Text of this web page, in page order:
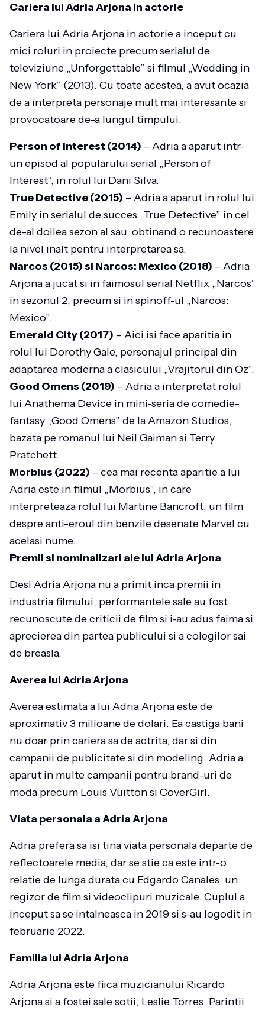
Cariera lui Adria Arjona in actorie
Cariera lui Adria Arjona in actorie a inceput cu
mici roluri in proiecte precum serialul de
televiziune „Unforgettable” si filmul „Wedding in
New York” (2013). Cu toate acestea, a avut ocazia
de a interpreta personaje mult mai interesante si
provocatoare de-a lungul timpului.
Person of Interest (2014) – Adria a aparut intr-
un episod al popularului serial „Person of
Interest”, in rolul lui Dani Silva.
True Detective (2015) – Adria a aparut in rolul lui
Emily in serialul de succes „True Detective” in cel
de-al doilea sezon al sau, obtinand o recunoastere
la nivel inalt pentru interpretarea sa.
Narcos (2015) si Narcos: Mexico (2018) – Adria
Arjona a jucat si in faimosul serial Netflix „Narcos”
in sezonul 2, precum si in spinoff-ul „Narcos:
Mexico”.
Emerald City (2017) – Aici isi face aparitia in
rolul lui Dorothy Gale, personajul principal din
adaptarea moderna a clasicului „Vrajitorul din Oz”.
Good Omens (2019) – Adria a interpretat rolul
lui Anathema Device in mini-seria de comedie-
fantasy „Good Omens” de la Amazon Studios,
bazata pe romanul lui Neil Gaiman si Terry
Pratchett.
Morbius (2022) – cea mai recenta aparitie a lui
Adria este in filmul „Morbius”, in care
interpreteaza rolul lui Martine Bancroft, un film
despre anti-eroul din benzile desenate Marvel cu
acelasi nume.
Premii si nominalizari ale lui Adria Arjona
Desi Adria Arjona nu a primit inca premii in
industria filmului, performantele sale au fost
recunoscute de criticii de film si i-au adus faima si
aprecierea din partea publicului si a colegilor sai
de breasla.
Averea lui Adria Arjona
Averea estimata a lui Adria Arjona este de
aproximativ 3 milioane de dolari. Ea castiga bani
nu doar prin cariera sa de actrita, dar si din
campanii de publicitate si din modeling. Adria a
aparut in multe campanii pentru brand-uri de
moda precum Louis Vuitton si CoverGirl.
Viata personala a Adria Arjona
Adria prefera sa isi tina viata personala departe de
reflectoarele media, dar se stie ca este intr-o
relatie de lunga durata cu Edgardo Canales, un
regizor de film si videoclipuri muzicale. Cuplul a
inceput sa se intalneasca in 2019 si s-au logodit in
februarie 2022.
Familia lui Adria Arjona
Adria Arjona este fiica muzicianului Ricardo
Arjona si a fostei sale sotii, Leslie Torres. Parintii